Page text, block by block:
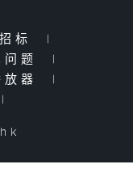
招标
|
问题
|
放器
|
|